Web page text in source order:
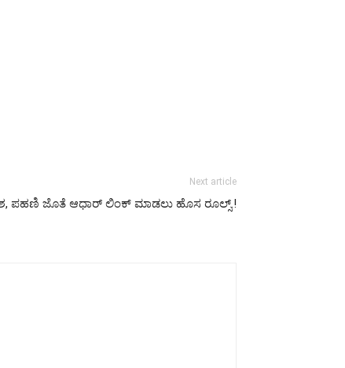
Next article
ಪಹಣಿ ಜೊತೆ ಆಧಾರ್ ಲಿಂಕ್ ಮಾಡಲು ಹೊಸ ರೂಲ್ಸ್.!